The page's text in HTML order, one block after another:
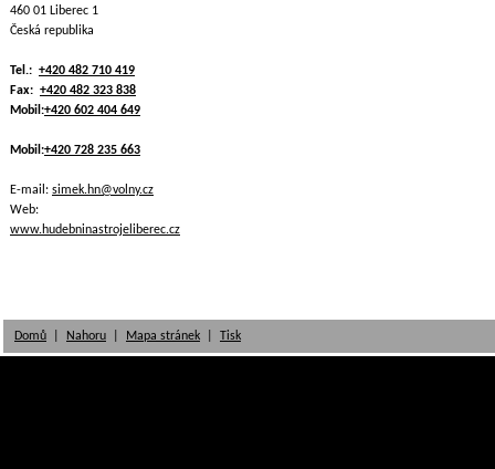
460 01 Liberec 1
Česká republika
Tel.: +420 482 710 419
Fax: +420 482 323 838
Mobil:+420 602 404 649
Mobil:+420 728 235 663
E-mail: simek.hn@volny.cz
Web:
www.hudebninastrojeliberec.cz
Domů Nahoru Mapa stránek Tisk